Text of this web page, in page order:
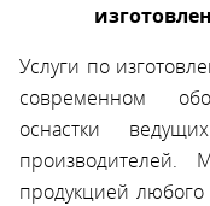
Услуги по
современном
оснастки
продукцией